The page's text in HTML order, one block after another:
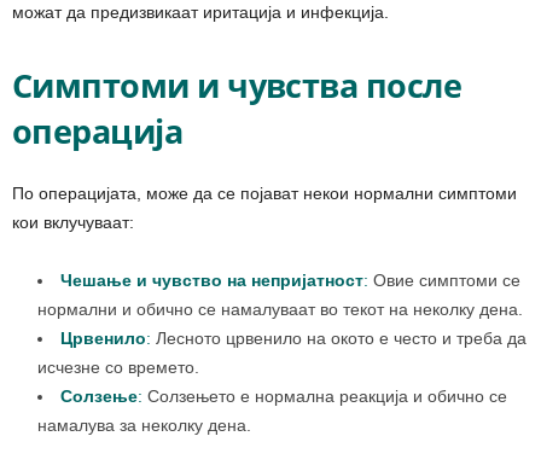
можат да предизвикаат иритација и инфекција.
Симптоми и чувства после
операција
По операцијата, може да се појават некои нормални симптоми
кои вклучуваат:
Чешање и чувство на непријатност: Овие симптоми се
нормални и обично се намалуваат во текот на неколку дена.
Црвенило: Лесното црвенило на окото е често и треба да
исчезне со времето.
Солзење: Солзењето е нормална реакција и обично се
намалува за неколку дена.